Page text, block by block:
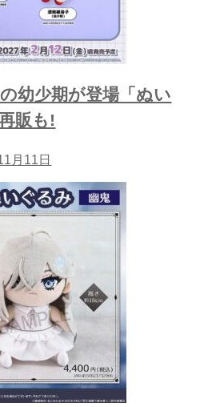
幼少期が登場「ぬい
販も!
月11日